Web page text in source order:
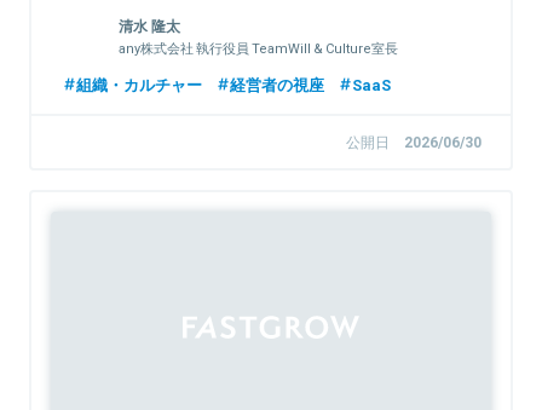
清水 隆太
any株式会社 執行役員 TeamWill & Culture室長
組織・カルチャー 経営者の視座 SaaS
公開日 2026/06/30